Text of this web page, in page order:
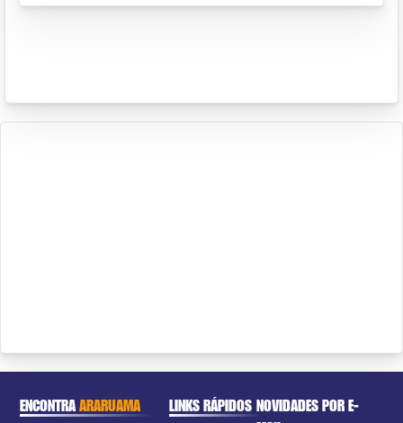
ENCONTRAARARUAMA LINKS RÁPIDOS NOVIDADES POR E-